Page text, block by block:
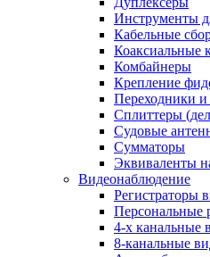
Инструменты
Кабельные
Коаксиальные
Комбайнеры
Крепление
Переходники и
Сплиттеры
Судовые
Сумматоры
Эквиваленты
Видеонаблюдение
Регистраторы
Персональные
4-х канальные
8-канальные